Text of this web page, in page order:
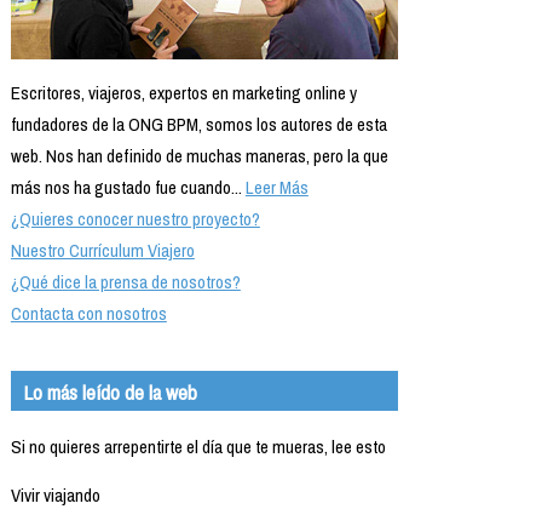
Escritores, viajeros, expertos en marketing online y
fundadores de la ONG BPM, somos los autores de esta
web. Nos han definido de muchas maneras, pero la que
más nos ha gustado fue cuando...Leer Más
¿Quieres conocer nuestro proyecto?
Nuestro Currículum Viajero
¿Qué dice la prensa de nosotros?
Contacta con nosotros
Lo más leído de la web
Si no quieres arrepentirte el día que te mueras, lee esto
Vivir viajando